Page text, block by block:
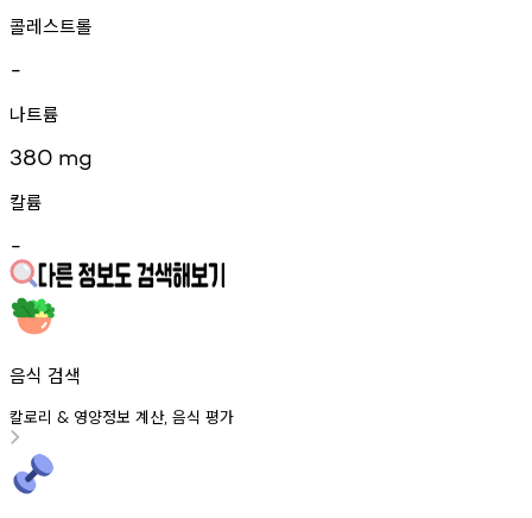
콜레스트롤
-
나트륨
380 mg
칼륨
-
음식 검색
칼로리 & 영양정보 계산, 음식 평가